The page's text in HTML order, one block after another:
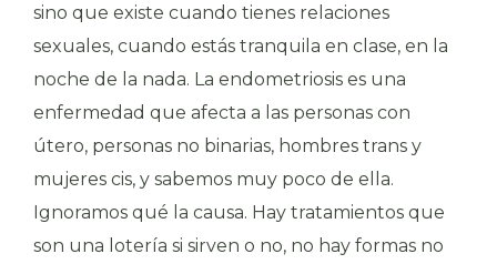
sino que existe cuando tienes relaciones
sexuales, cuando estás tranquila en clase, en la
noche de la nada. La endometriosis es una
enfermedad que afecta a las personas con
útero, personas no binarias, hombres trans y
mujeres cis, y sabemos muy poco de ella.
Ignoramos qué la causa. Hay tratamientos que
son una lotería si sirven o no, no hay formas no